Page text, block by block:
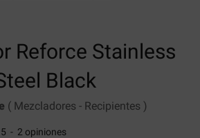
Reforce Stainless
Black
( Mezcladores - Recipientes )
5 - 2 opiniones